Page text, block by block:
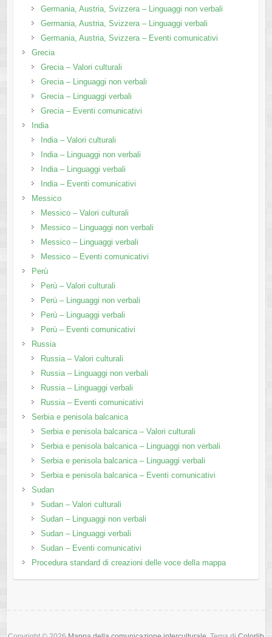
Germania, Austria, Svizzera – Linguaggi non verbali
Germania, Austria, Svizzera – Linguaggi verbali
Germania, Austria, Svizzera – Eventi comunicativi
Grecia
Grecia – Valori culturali
Grecia – Linguaggi non verbali
Grecia – Linguaggi verbali
Grecia – Eventi comunicativi
India
India – Valori culturali
India – Linguaggi non verbali
India – Linguaggi verbali
India – Eventi comunicativi
Messico
Messico – Valori culturali
Messico – Linguaggi non verbali
Messico – Linguaggi verbali
Messico – Eventi comunicativi
Perù
Perù – Valori culturali
Perù – Linguaggi non verbali
Perù – Linguaggi verbali
Perù – Eventi comunicativi
Russia
Russia – Valori culturali
Russia – Linguaggi non verbali
Russia – Linguaggi verbali
Russia – Eventi comunicativi
Serbia e penisola balcanica
Serbia e penisola balcanica – Valori culturali
Serbia e penisola balcanica – Linguaggi non verbali
Serbia e penisola balcanica – Linguaggi verbali
Serbia e penisola balcanica – Eventi comunicativi
Sudan
Sudan – Valori culturali
Sudan – Linguaggi non verbali
Sudan – Linguaggi verbali
Sudan – Eventi comunicativi
Procedura standard di creazioni delle voce della mappa